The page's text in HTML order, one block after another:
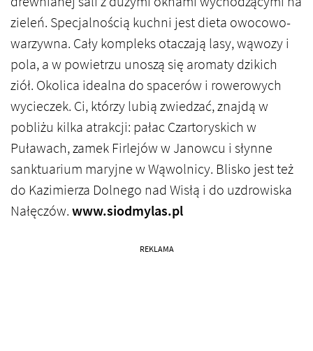
zieleń. Specjalnością kuchni jest dieta owocowo-
warzywna. Cały kompleks otaczają lasy, wąwozy i
pola, a w powietrzu unoszą się aromaty dzikich
ziół. Okolica idealna do spacerów i rowerowych
wycieczek. Ci, którzy lubią zwiedzać, znajdą w
pobliżu kilka atrakcji: pałac Czartoryskich w
Puławach, zamek Firlejów w Janowcu i słynne
sanktuarium maryjne w Wąwolnicy. Blisko jest też
do Kazimierza Dolnego nad Wisłą i do uzdrowiska
Nałęczów.www.siodmylas.pl
REKLAMA